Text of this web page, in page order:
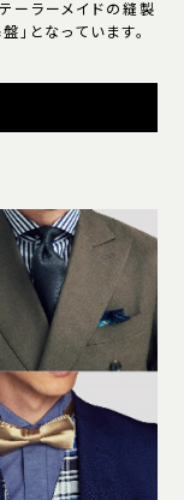
ーラーメイドの縫製
」となっています。